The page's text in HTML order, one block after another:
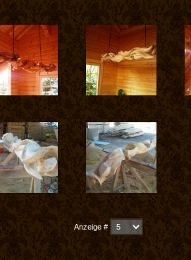
Anzeige #